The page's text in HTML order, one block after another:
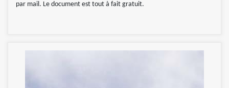
par mail. Le document est tout à fait gratuit.